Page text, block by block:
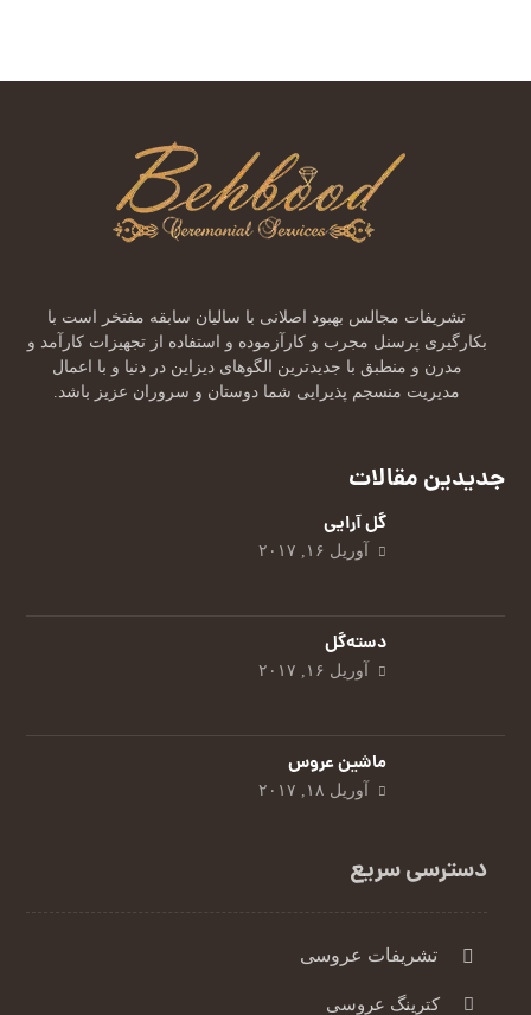
تشریفات مجالس بهبود اصلانی با سالیان سابقه مفتخر است با
بکارگیری پرسنل مجرب و کارآزموده و استفاده از تجهیزات کارآمد و
مدرن و منطبق با جدیدترین الگوهای دیزاین در دنیا و با اعمال
مدیریت منسجم پذیرایی شما دوستان و سروران عزیز باشد.
جدیدین مقالات
گل‌ آرایی
آوریل ۱۶, ۲۰۱۷
دسته‌گل
آوریل ۱۶, ۲۰۱۷
ماشین عروس
آوریل ۱۸, ۲۰۱۷
دسترسی سریع
تشریفات عروسی
کترینگ عروسی